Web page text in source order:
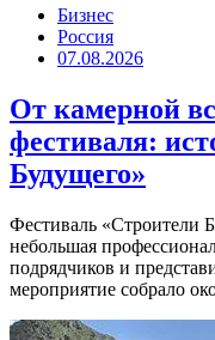
Бизнес
Россия
07.08.2026
От камерной
фестиваля:
Будущего»
Фестиваль «Строители
небольшая
подрядчиков и
мероприятие собрало